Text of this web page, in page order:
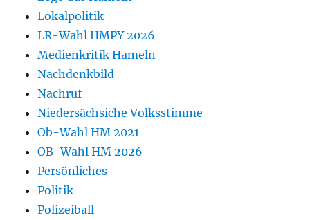
Lokalpolitik
LR-Wahl HMPY 2026
Medienkritik Hameln
Nachdenkbild
Nachruf
Niedersächsiche Volksstimme
Ob-Wahl HM 2021
OB-Wahl HM 2026
Persönliches
Politik
Polizeiball